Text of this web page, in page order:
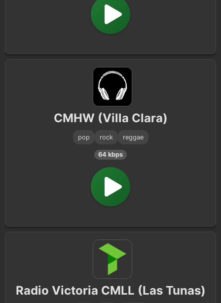
CMHW (Villa Clara)
pop rock reggae
64 kbps
Radio Victoria CMLL (Las Tunas)